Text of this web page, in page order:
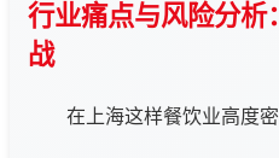
行业痛点与风险分析
战
在上海这样餐饮业高度